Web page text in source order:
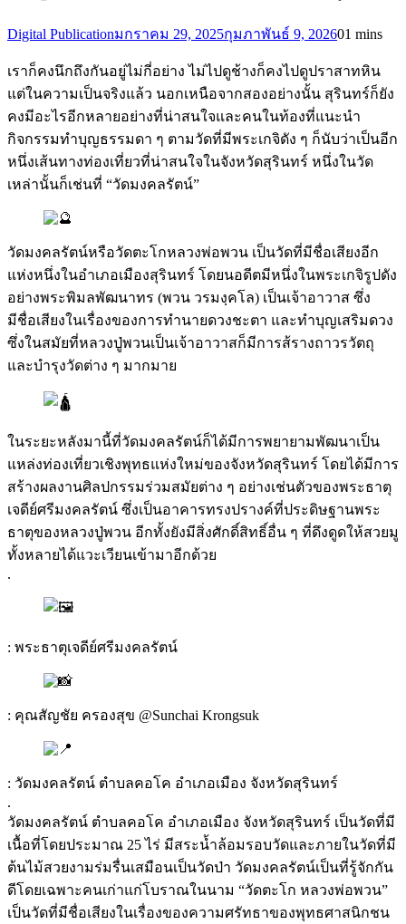
Digital Publicationมกราคม 29, 2025กุมภาพันธ์ 9, 202601 mins
เราก็คงนึกถึงกันอยู่ไม่กี่อย่าง ไม่ไปดูช้างก็คงไปดูปราสาทหิน
แต่ในความเป็นจริงแล้ว นอกเหนือจากสองอย่างนั้น สุรินทร์ก็ยัง
คงมีอะไรอีกหลายอย่างที่น่าสนใจและคนในท้องที่แนะนำ
กิจกรรมทำบุญธรรมดา ๆ ตามวัดที่มีพระเกจิดัง ๆ ก็นับว่าเป็นอีก
หนึ่งเส้นทางท่องเที่ยวที่น่าสนใจในจังหวัดสุรินทร์ หนึ่งในวัด
เหล่านั้นก็เช่นที่ “วัดมงคลรัตน์”
วัดมงคลรัตน์หรือวัดตะโกหลวงพ่อพวน เป็นวัดที่มีชื่อเสียงอีก
แห่งหนึ่งในอำเภอเมืองสุรินทร์ โดยนอดีตมีหนึ่งในพระเกจิรูปดัง
อย่างพระพิมลพัฒนาทร (พวน วรมงฺคโล) เป็นเจ้าอาวาส ซึ่ง
มีชื่อเสียงในเรื่องของการทำนายดวงชะตา และทำบุญเสริมดวง
ซึ่งในสมัยที่หลวงปู่พวนเป็นเจ้าอาวาสก็มีการส้รางถาวรวัตถุ
และบำรุงวัดต่าง ๆ มากมาย
ในระยะหลังมานี้ที่วัดมงคลรัตน์ก็ได้มีการพยายามพัฒนาเป็น
แหล่งท่องเที่ยวเชิงพุทธแห่งใหม่ของจังหวัดสุรินทร์ โดยได้มีการ
สร้างผลงานศิลปกรรมร่วมสมัยต่าง ๆ อย่างเช่นตัวของพระธาตุ
เจดีย์ศรีมงคลรัตน์ ซึ่งเป็นอาคารทรงปรางค์ที่ประดิษฐานพระ
ธาตุของหลวงปู่พวน อีกทั้งยังมีสิ่งศักดิ์สิทธิ์อื่น ๆ ที่ดึงดูดให้สวยมู
ทั้งหลายได้แวะเวียนเข้ามาอีกด้วย
.
: พระธาตุเจดีย์ศรีมงคลรัตน์
: คุณสัญชัย ครองสุข @Sunchai Krongsuk
: วัดมงคลรัตน์ ตำบลคอโค อำเภอเมือง จังหวัดสุรินทร์
.
วัดมงคลรัตน์ ตำบลคอโค อำเภอเมือง จังหวัดสุรินทร์ เป็นวัดที่มี
เนื้อที่โดยประมาณ 25 ไร่ มีสระน้ำล้อมรอบวัดและภายในวัดที่มี
ต้นไม้สวยงามร่มรื่นเสมือนเป็นวัดป่า วัดมงคลรัตน์เป็นที่รู้จักกัน
ดีโดยเฉพาะคนเก่าแก่โบราณในนาม “วัดตะโก หลวงพ่อพวน”
เป็นวัดที่มีชื่อเสียงในเรื่องของความศรัทธาของพุทธศาสนิกชน